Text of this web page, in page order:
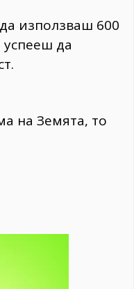
използваш 600
успееш да
на Земята, то